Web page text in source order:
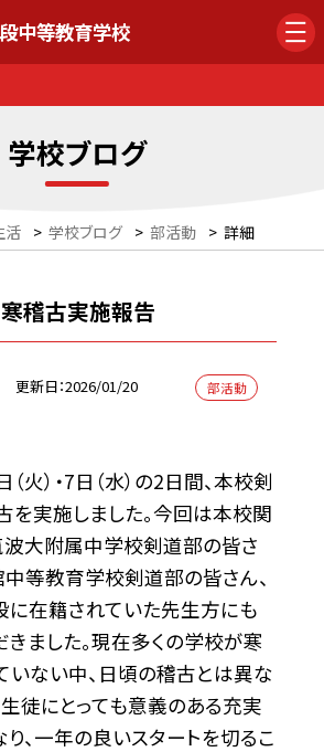
中等教育学校
学校ブログ
活 > 学校ブログ > 部活動 > 詳細
稽古実施報告
更新日 2026/01/20 部活動
火）・7日（水）の2日間、本校剣
を実施しました。今回は本校関
波大附属中学校剣道部の皆さ
等教育学校剣道部の皆さん、
に在籍されていた先生方にも
ました。現在多くの学校が寒
いない中、日頃の稽古とは異な
徒にとっても意義のある充実
、一年の良いスタートを切るこ